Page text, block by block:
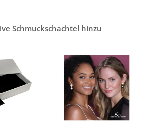
Schmuckschachtel hinzu